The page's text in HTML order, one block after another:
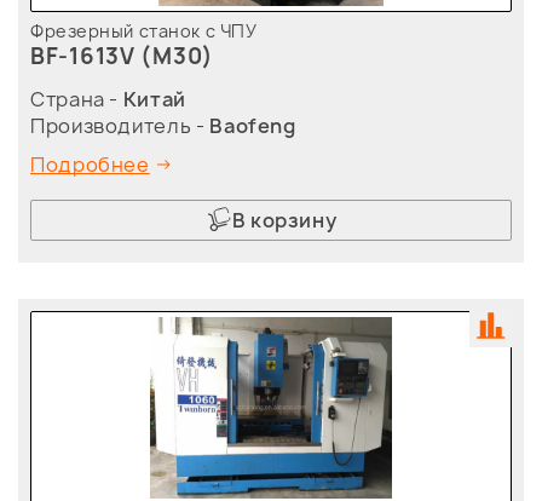
Фрезерный станок с ЧПУ
BF-1613V (M30)
Страна - Китай
Производитель - Baofeng
Подробнее
В корзину